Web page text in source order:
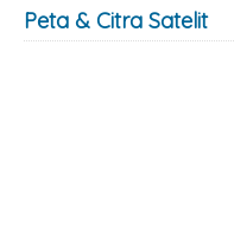
Peta & Citra Satelit